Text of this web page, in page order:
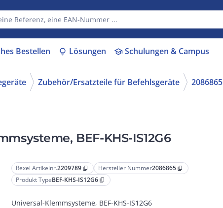
Bestellen lightbulb Lösungen schoolSchulungen & Campus
Zubehör/Ersatzteile für Befehlsgeräte 2086865
BEF-KHS-IS12G6
Rexel Artikelnr.2209789 content_copy Hersteller Nummer2086865 content_copy
Produkt TypeBEF-KHS-IS12G6 content_copy
Universal-Klemmsysteme, BEF-KHS-IS12G6